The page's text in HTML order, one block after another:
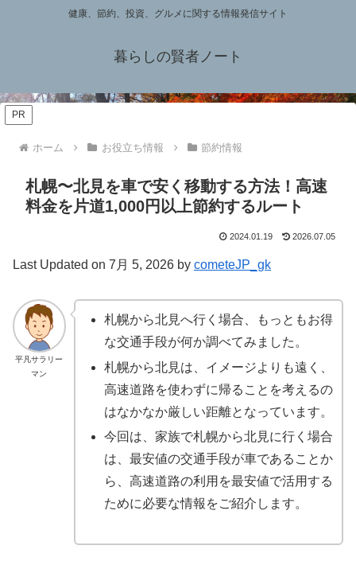
健康、節約、投資、グルメに関する情報発信サイト
暮らしの賢者ノート
PR
ホーム お役立ち情報 節約情報
札幌〜北見を車で安く移動する方法！高速
料金を片道1,000円以上節約するルート
2024.01.19 2026.07.05
Last Updated on 7月 5, 2026 by cometeJP_gk
平凡サラリー
マン
札幌から北見へ行く場合、もっともお得
な交通手段が何か調べてみました。
札幌から北見は、イメージよりも遠く、
高速道路を使わずに帰ることを考えるの
はなかなか厳しい距離となっています。
今回は、家族で札幌から北見に行く場合
は、最安値の交通手段が車であることか
ら、高速道路の利用を最安値で活用する
ために必要な情報をご紹介します。